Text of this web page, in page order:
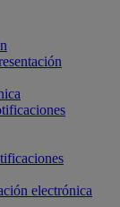
electrónica